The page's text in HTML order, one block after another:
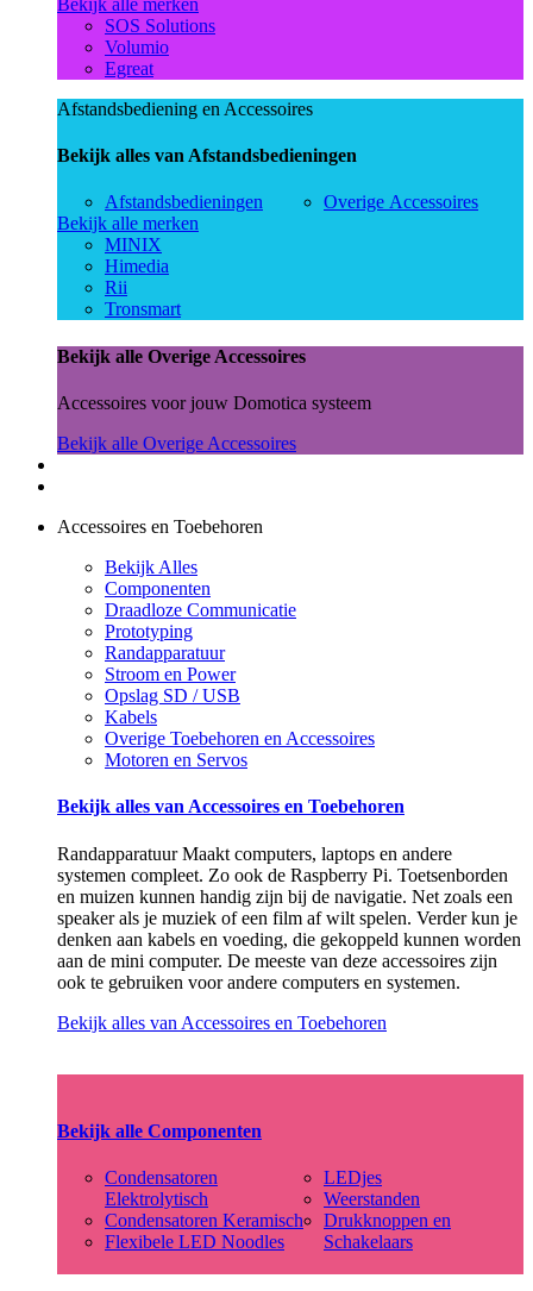
Bekijk alle merken
SOS Solutions
Volumio
Egreat
Afstandsbediening en Accessoires
Bekijk alles van Afstandsbedieningen
Afstandsbedieningen
Overige Accessoires
Bekijk alle merken
MINIX
Himedia
Rii
Tronsmart
Bekijk alle Overige Accessoires
Accessoires voor jouw Domotica systeem
Bekijk alle Overige Accessoires
Accessoires en Toebehoren
Bekijk Alles
Componenten
Draadloze Communicatie
Prototyping
Randapparatuur
Stroom en Power
Opslag SD / USB
Kabels
Overige Toebehoren en Accessoires
Motoren en Servos
Bekijk alles van Accessoires en Toebehoren
Randapparatuur Maakt computers, laptops en andere
systemen compleet. Zo ook de Raspberry Pi. Toetsenborden
en muizen kunnen handig zijn bij de navigatie. Net zoals een
speaker als je muziek of een film af wilt spelen. Verder kun je
denken aan kabels en voeding, die gekoppeld kunnen worden
aan de mini computer. De meeste van deze accessoires zijn
ook te gebruiken voor andere computers en systemen.
Bekijk alles van Accessoires en Toebehoren
Bekijk alle Componenten
Condensatoren
Elektrolytisch
Condensatoren Keramisch
Flexibele LED Noodles
LEDjes
Weerstanden
Drukknoppen en
Schakelaars